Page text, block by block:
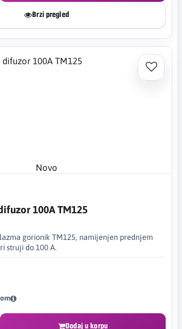
Brzi pregled
Novo
100A TM125
gorionik TM125, namijenjen prednjem
struji do 100 A.
Dodaj u korpu